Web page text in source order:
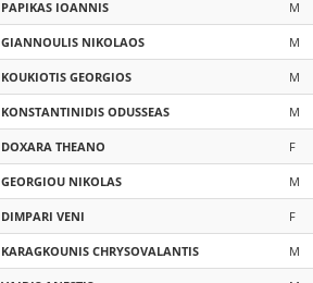
PAPIKAS IOANNIS M
GIANNOULIS NIKOLAOS M
KOUKIOTIS GEORGIOS M
KONSTANTINIDIS ODUSSEAS M
DOXARA THEANO F
GEORGIOU NIKOLAS M
DIMPARI VENI F
KARAGKOUNIS CHRYSOVALANTIS M